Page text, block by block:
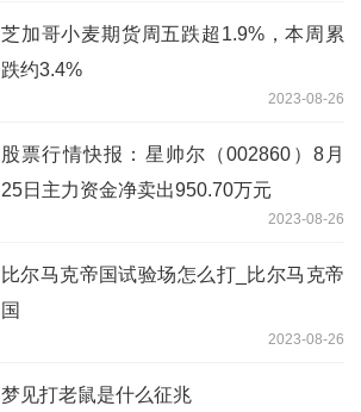
芝加哥小麦期货周五跌超1.9%，本周累
跌约3.4%
2023-08-26
股票行情快报：星帅尔（002860）8月
25日主力资金净卖出950.70万元
2023-08-26
比尔马克帝国试验场怎么打_比尔马克帝
国
2023-08-26
梦见打老鼠是什么征兆